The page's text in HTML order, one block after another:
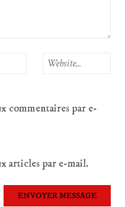
commentaires par e-
articles par e-mail.